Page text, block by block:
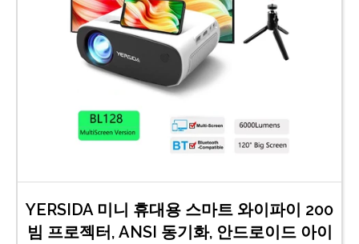
YERSIDA 미니 휴대용 스마트 와이파이 200
빔 프로젝터, ANSI 동기화, 안드로이드 아이